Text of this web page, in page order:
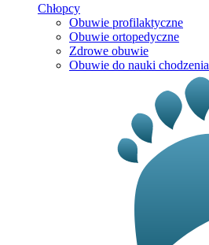
Chłopcy
Obuwie profilaktyczne
Obuwie ortopedyczne
Zdrowe obuwie
Obuwie do nauki chodzenia